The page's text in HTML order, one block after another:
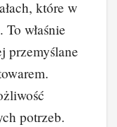
które w
właśnie
przemyślane
potrzeb.